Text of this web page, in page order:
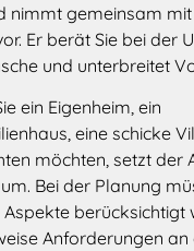
nimmt gemeinsam mit
Er berät Sie bei der
und unterbreitet
ein Eigenheim, ein
eine schicke
möchten, setzt der
Bei der Planung
Aspekte berücksichtigt
Anforderungen an